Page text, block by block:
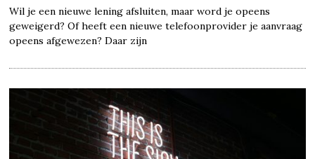
Wil je een nieuwe lening afsluiten, maar word je opeens
geweigerd? Of heeft een nieuwe telefoonprovider je aanvraag
opeens afgewezen? Daar zijn